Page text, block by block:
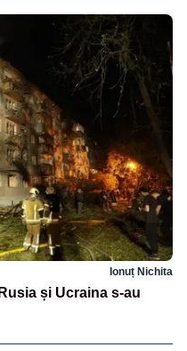
Ionuț Nichita
și Ucraina s-au